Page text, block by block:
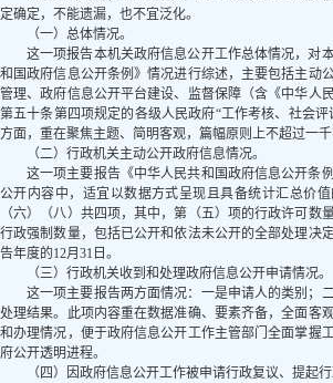
定确定，不能遗漏，也不宜泛化。
（一）总体情况。
这一项报告本机关政府信息公开工作总体情况，对
和国政府信息公开条例》情况进行综述，主要包括主动
管理、政府信息公开平台建设、监督保障（含《中华人
第五十条第四项规定的各级人民政府“工作考核、社会
方面，重在聚焦主题、简明客观，篇幅原则上不超过一千
（二）行政机关主动公开政府信息情况。
这一项主要报告《中华人民共和国政府信息公开条
公开内容中，适宜以数据方式呈现且具备统计汇总价值
（六）（八）共四项，其中，第（五）项的行政许可数
行政强制数量，包括已公开和依法未公开的全部处理决
告年度的12月31日。
（三）行政机关收到和处理政府信息公开申请情况。
这一项主要报告两方面情况：一是申请人的类别；
处理结果。此项内容重在数据准确、要素齐备，全面客
和办理情况，便于政府信息公开工作主管部门全面掌握
府公开透明进程。
（四）因政府信息公开工作被申请行政复议、提起行